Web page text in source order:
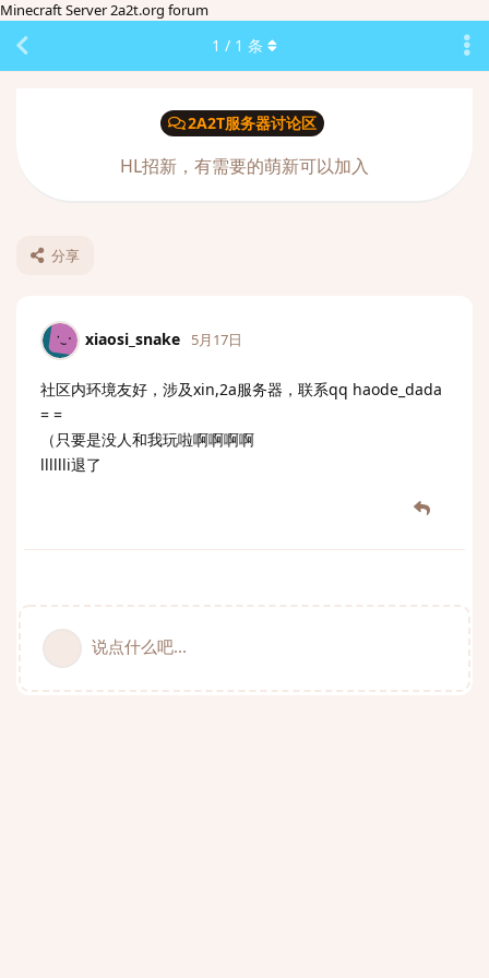
Minecraft Server 2a2t.org forum
2A2T服务器讨论区
HL招新，有需要的萌新可以加入
分享
1 / 1 条
xiaosi_snake 5月17日
社区内环境友好，涉及xin,2a服务器，联系qq haode_dada
= =
（只要是没人和我玩啦啊啊啊啊
lllllli退了
说点什么吧...